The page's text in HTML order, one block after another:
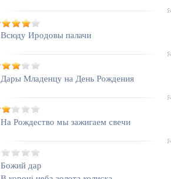
Всюду Иродовы палачи
Дары Младенцу на День Рождения
На Рождество мы зажигаем свечи
Божий дар